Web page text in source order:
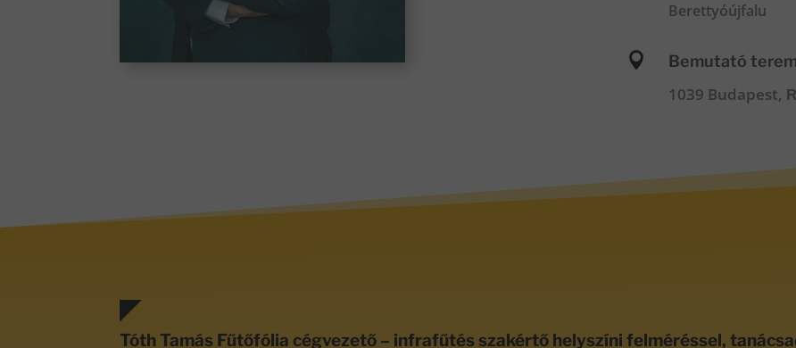
Berettyóújfalu
 Bemutató terem
1039 Budapest,
Tóth Tamás Fűtőfólia cégvezető – infrafűtés szakértő helyszíni felméréssel,